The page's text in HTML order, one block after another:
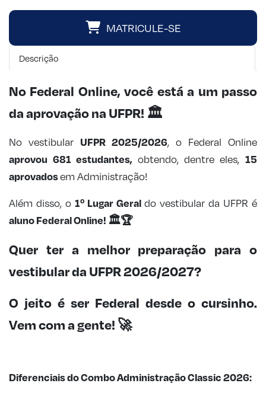
Descrição
No Federal Online, você está a um passo
da aprovação na UFPR! 🏛️
No vestibular UFPR 2025/2026, o Federal Online
aprovou 681 estudantes, obtendo, dentre eles, 15
aprovadosem Administração!
Além disso, o 1º Lugar Geraldo vestibular da UFPR é
aluno Federal Online! 🏛️🏆
Quer ter a melhor preparação para o
vestibular da UFPR 2026/2027?
O jeito é ser Federal desde o cursinho.
Vem com a gente! 🚀
Diferenciais do Combo Administração Classic 2026:
MATRICULE-SE